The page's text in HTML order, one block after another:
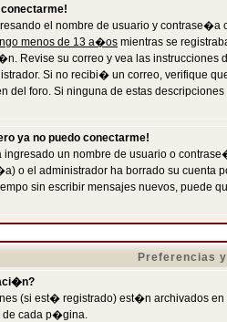
el nombre de usuario y
menos de 13 a�os mientras se
Revise su correo y vea las
Si no recibi� un correo, verifique
del foro. Si ninguna de estas
ya no puedo conectarme!
un nombre de usuario o
o el administrador ha borrado su
sin escribir mensajes nuevos, puede
Preferencias
(si est� registrado) est�n archivados
de cada p�gina.